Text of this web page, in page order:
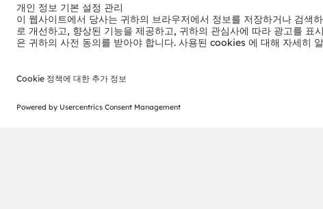
OSRAM 그룹은 2025년에 33억 유로의 매출을 달성했으며, 스
AT0000A3EPA4).
ams와 OSRAM은 ams OSRAM AG의 등록 상표이다. 이와 함
되거나 출원되었다. 여기에 언급된 기타 회사명과 제품명은 해